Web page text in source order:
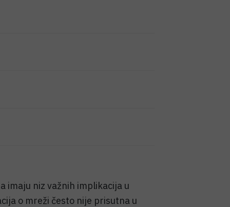
imaju niz važnih implikacija u
o mreži često nije prisutna u